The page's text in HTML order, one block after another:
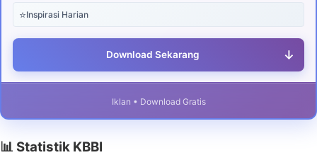
⭐Inspirasi Harian
Download Sekarang ↓
Iklan • Download Gratis
📊 Statistik KBBI